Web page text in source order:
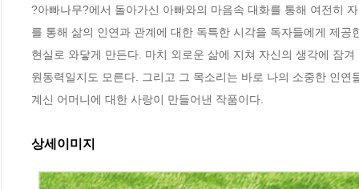
?아빠나무?에서 돌아가신 아빠와의 마음속 대화를 통해 여전히
를 통해 삶의 인연과 관계에 대한 독특한 시각을 독자들에게 제
현실로 와닿게 만든다. 마치 외로운 삶에 지쳐 자신의 생각에 잠
원동력일지도 모른다. 그리고 그 목소리는 바로 나의 소중한 인
계신 어머니에 대한 사랑이 만들어낸 작품이다.
상세이미지